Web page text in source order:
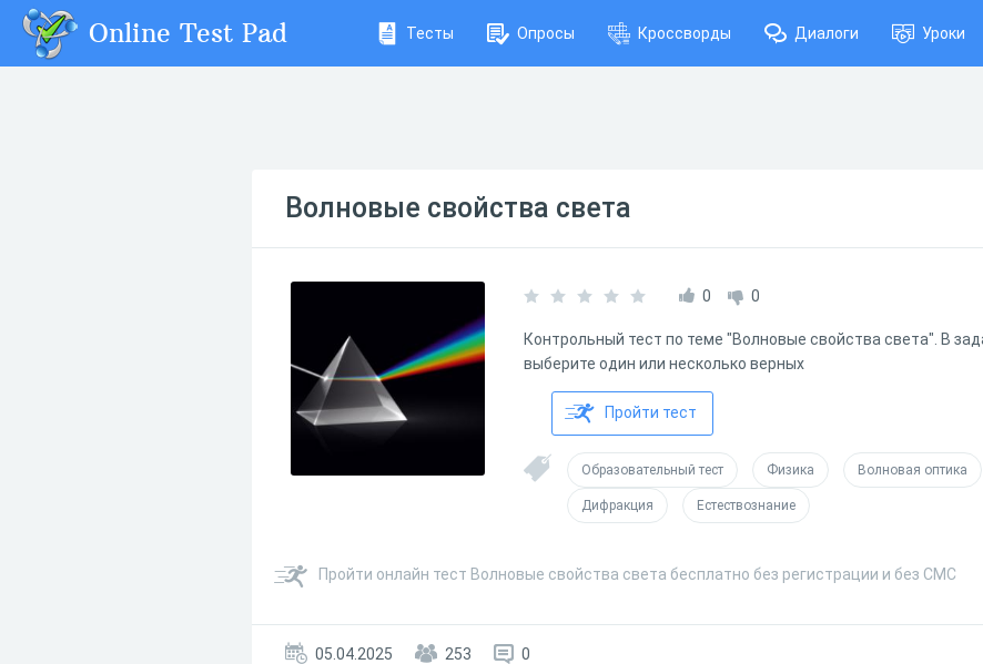
Online Test Pad Тесты Опросы Кроссворды Диалоги Уроки
Волновые свойства света
0 0
Контрольный тест по теме "Волновые свойства света". В
выберите один или несколько верных
Пройти тест
Образовательный тест Физика Волновая оптика
Дифракция Естествознание
Пройти онлайн тест Волновые свойства света бесплатно без регистрации и без СМС
05.04.2025 253 0